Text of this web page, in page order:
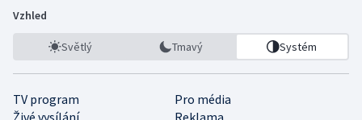
Vzhled
Světlý Tmavý Systém
TV program
Pro média
Živé vysílání
Reklama